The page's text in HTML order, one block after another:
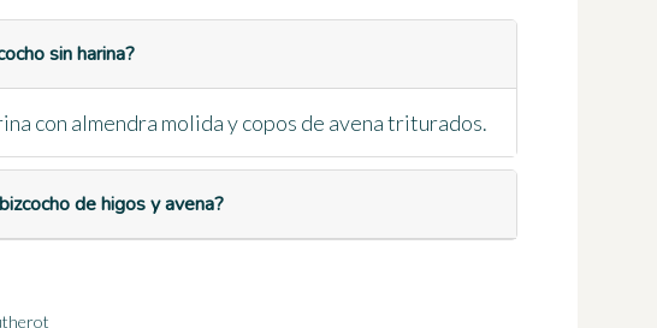
sin harina?
con almendra molida y copos de avena triturados.
de higos y avena?